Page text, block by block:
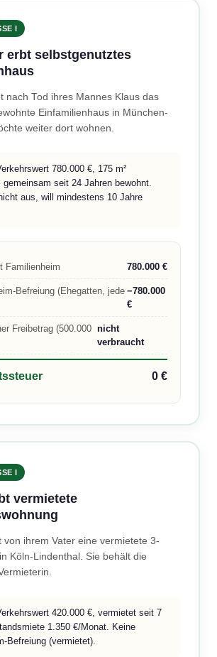
I
erbt selbstgenutztes
nach Tod ihres Mannes Klaus das
Einfamilienhaus in München-
weiter dort wohnen.
780.000 €, 175 m²
gemeinsam seit 24 Jahren bewohnt.
aus, will mindestens 10 Jahre
Familienheim 780.000 €
Befreiung (Ehegatten, jede −780.000
€
Freibetrag (500.000 nicht
verbraucht
0 €
I
vermietete
von ihrem Vater eine vermietete 3-
Köln-Lindenthal. Sie behält die
420.000 €, vermietet seit 7
1.350 €/Monat. Keine
Befreiung (vermietet).